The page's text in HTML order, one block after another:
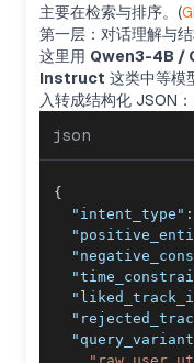
主要在检索与排序。(
第一层：对话理解与
这里用 Qwen3-4B /
Instruct 这类中等模
入转成结构化 JSON：
json
{
"intent_type" :
"raw user